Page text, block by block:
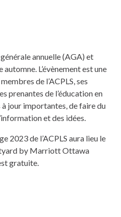
annuelle (AGA) et
L’évènement est une
de l’ACPLS, ses
prenantes de l’éducation en
à jour importantes, de faire du
et des idées.
2023 de l’ACPLS aura lieu le
by Marriott Ottawa
gratuite.